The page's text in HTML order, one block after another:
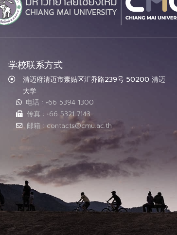
学校联系方式
清迈府清迈市素贴区汇乔路239号 50200 清迈
大学
电话 : +66 5394 1300
传真 : +66 5321 7143
邮箱 : contacts@cmu.ac.th